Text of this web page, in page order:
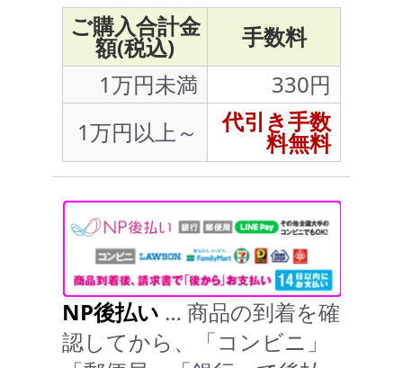
ご購入合計金
額(税込)
手数料
1万円未満
330円
1万円以上～
代引き手数
料無料
NP後払い … 商品の到着を確
認してから、「コンビニ」